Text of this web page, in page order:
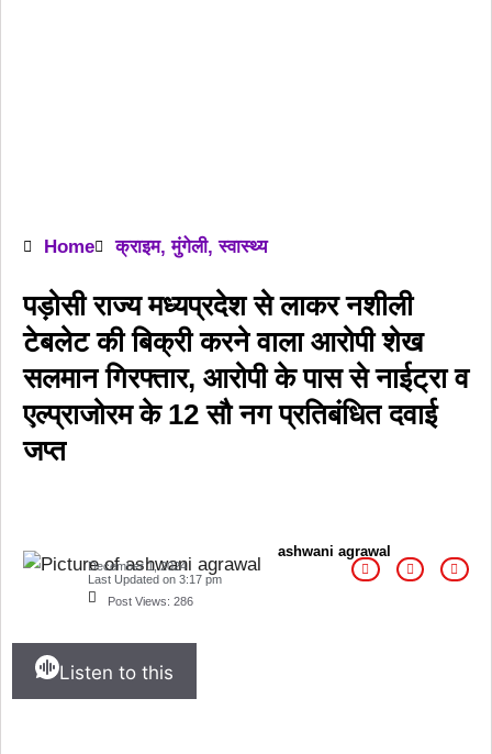
Home क्राइम,मुंगेली,स्वास्थ्य
पड़ोसी राज्य मध्यप्रदेश से लाकर नशीली
टेबलेट की बिक्री करने वाला आरोपी शेख
सलमान गिरफ्तार, आरोपी के पास से नाईट्रा व
एल्प्राजोरम के 12 सौ नग प्रतिबंधित दवाई
जप्त
ashwani agrawal
December 1, 2024
Last Updated on 3:17 pm
Post Views: 286
Listen to this